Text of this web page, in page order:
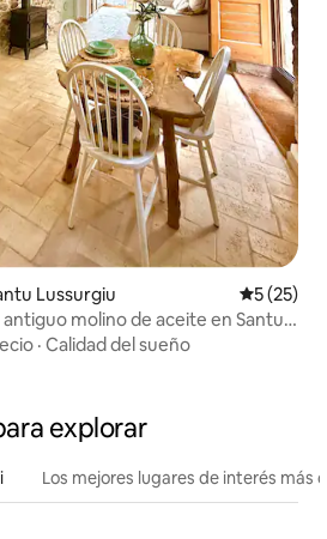
Lussurgiu
5 (25)
molino de aceite en Santu
· Calidad del sueño
explorar
Los mejores lugares de interés más